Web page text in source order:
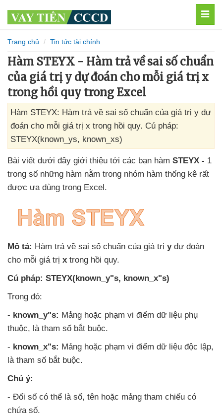
Trang chủ Tin tức tài chính
Hàm STEYX - Hàm trả về sai số chuẩn
của giá trị y dự đoán cho mỗi giá trị x
trong hồi quy trong Excel
Hàm STEYX: Hàm trả về sai số chuẩn của giá trị y dự
đoán cho mỗi giá trị x trong hồi quy. Cú pháp:
STEYX(known_ys, known_xs)
Bài viết dưới đây giới thiệu tới các bạn hàm STEYX - 1
trong số những hàm nằm trong nhóm hàm thống kê rất
được ưa dùng trong Excel.
Mô tả: Hàm trả về sai số chuẩn của giá trị y dự đoán
cho mỗi giá trị x trong hồi quy.
Cú pháp: STEYX(known_y"s, known_x"s)
Trong đó:
- known_y"s: Mảng hoặc phạm vi điểm dữ liệu phụ
thuộc, là tham số bắt buộc.
- known_x"s: Mảng hoặc phạm vi điểm dữ liệu độc lập,
là tham số bắt buộc.
Chú ý:
- Đối số có thể là số, tên hoặc mảng tham chiếu có
chứa số.